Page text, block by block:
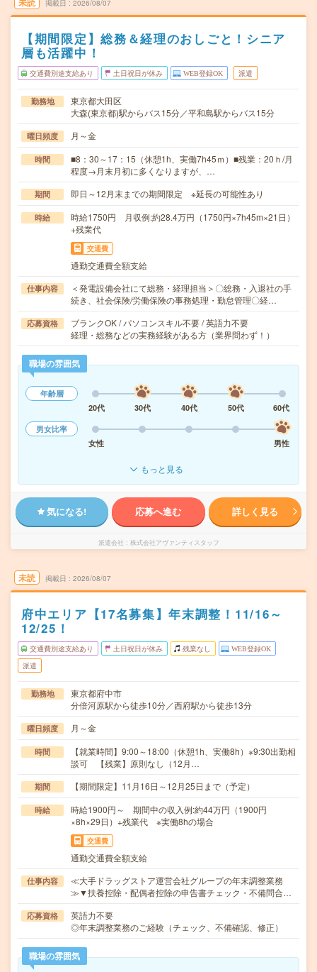
掲載日 2026/08/07
【期間限定】総務＆経理のおしごと！シニア
層も活躍中！
交通費別途支給あり 土日祝日が休み WEB登録OK 派遣
勤務地
東京都大田区
大森(東京都)駅からバス15分／平和島駅からバス15分
曜日頻度 月～金
時間
■8：30～17：15（休憩1h、実働7h45ｍ）■残業：20ｈ/月
程度→月末月初に多くなりますが、…
期間 即日～12月末までの期間限定 ※延長の可能性あり
時給
時給1750円 月収例:約28.4万円（1750円×7h45m×21日）
+残業代
交通費
通勤交通費全額支給
仕事内容
＜発電設備会社にて総務・経理担当＞〇総務・入退社の手
続き、社会保険/労働保険の事務処理・勤怠管理〇経…
応募資格
ブランクOK / パソコンスキル不要 / 英語力不要
経理・総務などの実務経験がある方（業界問わず！）
職場の雰囲気
年齢層
20代
30代 40代 50代
60代
男女比率
女性
男性
もっと見る
気になる! 応募へ進む 詳しく見る
派遣会社 株式会社アヴァンティスタッフ
未読 掲載日 2026/08/07
府中エリア【17名募集】年末調整！11/16～
12/25！
交通費別途支給あり 土日祝日が休み 残業なし WEB登録OK
派遣
勤務地
東京都府中市
分倍河原駅から徒歩10分／西府駅から徒歩13分
曜日頻度 月～金
時間
【就業時間】9:00～18:00（休憩1h、実働8h）※9:30出勤相
談可 【残業】原則なし（12月…
期間 【期間限定】11月16日～12月25日まで（予定）
時給
時給1900円～ 期間中の収入例:約44万円（1900円
×8h×29日）+残業代 ※実働8hの場合
交通費
通勤交通費全額支給
仕事内容
≪大手ドラッグストア運営会社グループの年末調整業務
≫▼扶養控除・配偶者控除の申告書チェック・不備問合…
応募資格
英語力不要
◎年末調整業務のご経験（チェック、不備確認、修正）
職場の雰囲気